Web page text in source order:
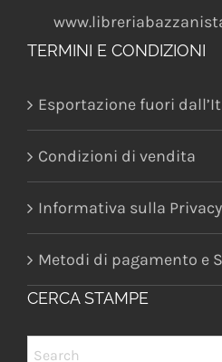
TERMINI E CONDIZIONI
Esportazione fuori
Condizioni di vendita
Informativa sulla Privacy
Metodi di pagamento e
CERCA STAMPE